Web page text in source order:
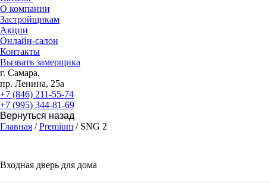
О компании
Застройщикам
Акции
Онлайн-салон
Контакты
Вызвать замерщика
г. Самара,
пр. Ленина, 25а
+7 (846) 211-55-74
+7 (995) 344-81-69
Главная /Premium / SNG 2
Входная дверь для дома